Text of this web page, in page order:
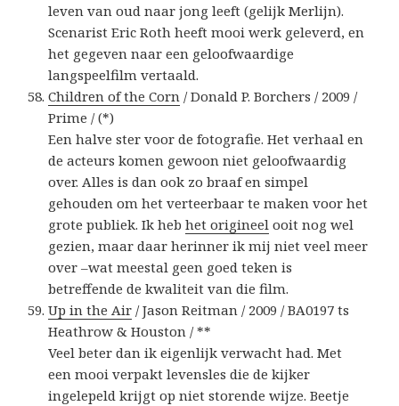
leven van oud naar jong leeft (gelijk Merlijn).
Scenarist Eric Roth heeft mooi werk geleverd, en
het gegeven naar een geloofwaardige
langspeelfilm vertaald.
Children of the Corn / Donald P. Borchers / 2009 /
Prime / (*)
Een halve ster voor de fotografie. Het verhaal en
de acteurs komen gewoon niet geloofwaardig
over. Alles is dan ook zo braaf en simpel
gehouden om het verteerbaar te maken voor het
grote publiek. Ik hebhet origineel ooit nog wel
gezien, maar daar herinner ik mij niet veel meer
over –wat meestal geen goed teken is
betreffende de kwaliteit van die film.
Up in the Air / Jason Reitman / 2009 / BA0197 ts
Heathrow & Houston / **
Veel beter dan ik eigenlijk verwacht had. Met
een mooi verpakt levensles die de kijker
ingelepeld krijgt op niet storende wijze. Beetje